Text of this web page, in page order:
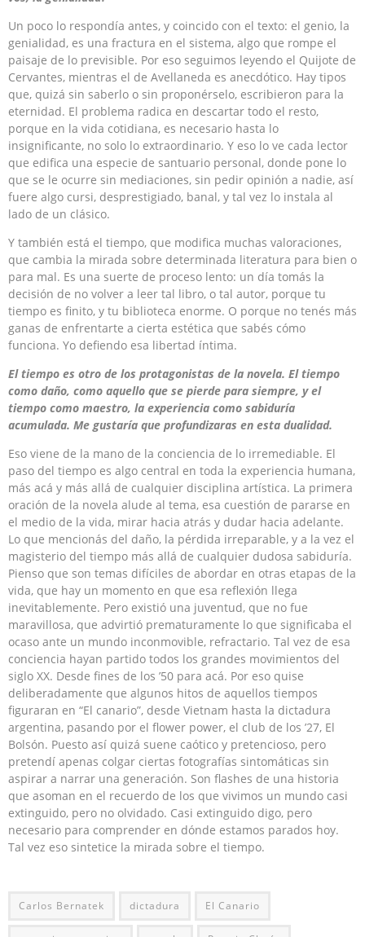
Un poco lo respondía antes, y coincido con el texto: el genio, la
genialidad, es una fractura en el sistema, algo que rompe el
paisaje de lo previsible. Por eso seguimos leyendo el Quijote de
Cervantes, mientras el de Avellaneda es anecdótico. Hay tipos
que, quizá sin saberlo o sin proponérselo, escribieron para la
eternidad. El problema radica en descartar todo el resto,
porque en la vida cotidiana, es necesario hasta lo
insignificante, no solo lo extraordinario. Y eso lo ve cada lector
que edifica una especie de santuario personal, donde pone lo
que se le ocurre sin mediaciones, sin pedir opinión a nadie, así
fuere algo cursi, desprestigiado, banal, y tal vez lo instala al
lado de un clásico.
Y también está el tiempo, que modifica muchas valoraciones,
que cambia la mirada sobre determinada literatura para bien o
para mal. Es una suerte de proceso lento: un día tomás la
decisión de no volver a leer tal libro, o tal autor, porque tu
tiempo es finito, y tu biblioteca enorme. O porque no tenés más
ganas de enfrentarte a cierta estética que sabés cómo
funciona. Yo defiendo esa libertad íntima.
El tiempo es otro de los protagonistas de la novela. El tiempo
como daño, como aquello que se pierde para siempre, y el
tiempo como maestro, la experiencia como sabiduría
acumulada. Me gustaría que profundizaras en esta dualidad.
Eso viene de la mano de la conciencia de lo irremediable. El
paso del tiempo es algo central en toda la experiencia humana,
más acá y más allá de cualquier disciplina artística. La primera
oración de la novela alude al tema, esa cuestión de pararse en
el medio de la vida, mirar hacia atrás y dudar hacia adelante.
Lo que mencionás del daño, la pérdida irreparable, y a la vez el
magisterio del tiempo más allá de cualquier dudosa sabiduría.
Pienso que son temas difíciles de abordar en otras etapas de la
vida, que hay un momento en que esa reflexión llega
inevitablemente. Pero existió una juventud, que no fue
maravillosa, que advirtió prematuramente lo que significaba el
ocaso ante un mundo inconmovible, refractario. Tal vez de esa
conciencia hayan partido todos los grandes movimientos del
siglo XX. Desde fines de los ’50 para acá. Por eso quise
deliberadamente que algunos hitos de aquellos tiempos
figuraran en “El canario”, desde Vietnam hasta la dictadura
argentina, pasando por el flower power, el club de los ’27, El
Bolsón. Puesto así quizá suene caótico y pretencioso, pero
pretendí apenas colgar ciertas fotografías sintomáticas sin
aspirar a narrar una generación. Son flashes de una historia
que asoman en el recuerdo de los que vivimos un mundo casi
extinguido, pero no olvidado. Casi extinguido digo, pero
necesario para comprender en dónde estamos parados hoy.
Tal vez eso sintetice la mirada sobre el tiempo.
Carlos Bernatek dictadura El Canario